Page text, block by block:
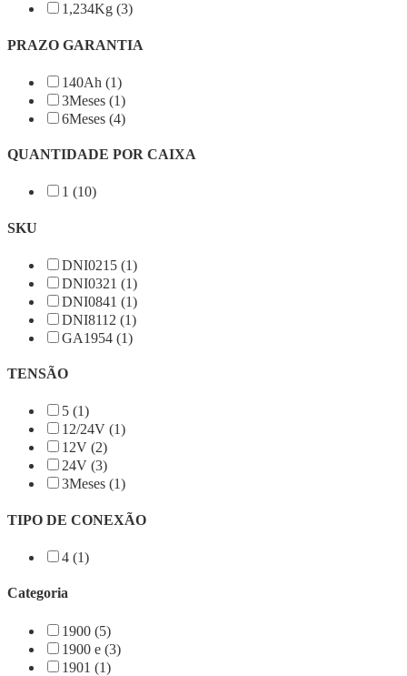
1,234Kg (3)
PRAZO GARANTIA
140Ah (1)
3Meses (1)
6Meses (4)
QUANTIDADE POR CAIXA
1 (10)
SKU
DNI0215 (1)
DNI0321 (1)
DNI0841 (1)
DNI8112 (1)
GA1954 (1)
TENSÃO
5 (1)
12/24V (1)
12V (2)
24V (3)
3Meses (1)
TIPO DE CONEXÃO
4 (1)
Categoria
1900 (5)
1900 e (3)
1901 (1)